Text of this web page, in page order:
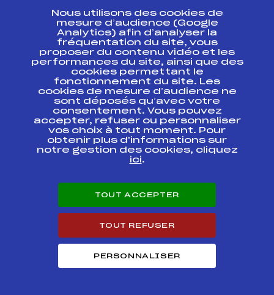
ESPACE PRESSE
Ressources
Pass’Neige
Projet sportif fédéral
Projet de performance fédéral
Antidopage
Pôle Développement, Formation, Suivi
Scientifique
Listes ministérielles
Pôle vie de l’athlète
Carrières
Nous utilisons des cookies de
mesure d’audience (Google
Analytics) afin d’analyser la
fréquentation du site, vous
proposer du contenu vidéo et les
performances du site, ainsi que des
cookies permettant le
fonctionnement du site. Les
cookies de mesure d’audience ne
sont déposés qu’avec votre
consentement. Vous pouvez
accepter, refuser ou personnaliser
vos choix à tout moment. Pour
obtenir plus d'informations sur
notre gestion des cookies, cliquez
ici.
TOUT ACCEPTER
TOUT REFUSER
PERSONNALISER